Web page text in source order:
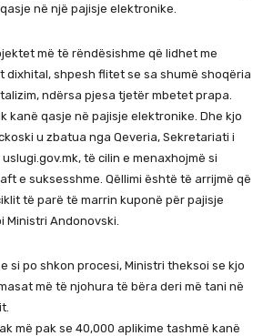
në një pajisje elektronike.
më të rëndësishme që lidhet me
dixhital, shpesh flitet se sa shumë shoqëria
ndërsa pjesa tjetër mbetet prapa.
kanë qasje në pajisje elektronike. Dhe kjo
u zbatua nga Qeveria, Sekretariati i
të cilin e menaxhojmë si
e suksesshme. Qëllimi është të arrijmë që
të parë të marrin kuponë për pajisje
Ministri Andonovski.
si po shkon procesi, Ministri theksoi se kjo
më të njohura të bëra deri më tani në
më pak se 40,000 aplikime tashmë kanë